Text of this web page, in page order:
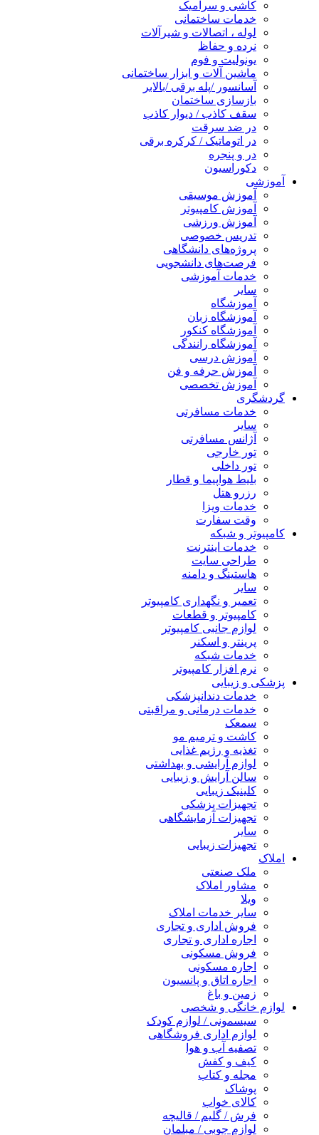
کاشی و سرامیک
خدمات ساختمانی
لوله ، اتصالات و شیرآلات
نرده و حفاظ
یونولیت و فوم
ماشین آلات و ابزار ساختمانی
آسانسور /پله برقی /بالابر
بازسازی ساختمان
سقف کاذب / دیوار کاذب
در ضد سرقت
در اتوماتیک / کرکره برقی
در و پنجره
دکوراسیون
آموزشی
آموزش موسیقی
آموزش کامپیوتر
آموزش ورزشی
تدریس خصوصی
پروژه‌های دانشگاهی
فرصت‌های دانشجویی
خدمات آموزشی
سایر
آموزشگاه
آموزشگاه زبان
آموزشگاه کنکور
آموزشگاه رانندگی
آموزش درسی
آموزش حرفه و فن
آموزش تخصصی
گردشگری
خدمات مسافرتی
سایر
آژانس مسافرتی
تور خارجی
تور داخلی
بلیط هواپیما و قطار
رزرو هتل
خدمات ویزا
وقت سفارت
کامپیوتر و شبکه
خدمات اینترنت
طراحی سایت
هاستینگ و دامنه
سایر
تعمیر و نگهداری کامپیوتر
کامپیوتر و قطعات
لوازم جانبی کامپیوتر
پرینتر و اسکنر
خدمات شبکه
نرم افزار کامپیوتر
پزشکی و زیبایی
خدمات دندانپزشکی
خدمات درمانی و مراقبتی
سمعک
کاشت و ترمیم مو
تغذیه و رژیم غذایی
لوازم آرایشی و بهداشتی
سالن آرایش و زیبایی
کلینیک زیبایی
تجهیزات پزشکی
تجهیزات آزمایشگاهی
سایر
تجهیزات زیبایی
املاک
ملک صنعتی
مشاور املاک
ویلا
سایر خدمات املاک
فروش اداری و تجاری
اجاره اداری و تجاری
فروش مسکونی
اجاره مسکونی
اجاره اتاق و پانسیون
زمین و باغ
لوازم خانگی و شخصی
سیسمونی / لوازم کودک
لوازم اداری فروشگاهی
تصفیه آب و هوا
کیف و کفش
مجله و کتاب
پوشاک
کالای خواب
فرش / گلیم / قالیچه
لوازم چوبی / مبلمان